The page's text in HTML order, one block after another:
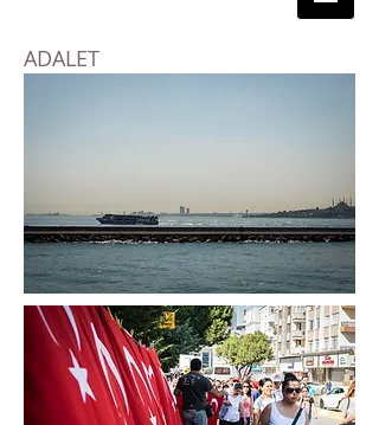
ADALET